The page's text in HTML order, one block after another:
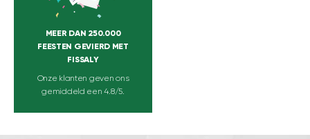
MEER DAN 250.000
FEESTEN GEVIERD MET
FISSALY
Onze klanten geven ons
gemiddeld een 4.8/5.